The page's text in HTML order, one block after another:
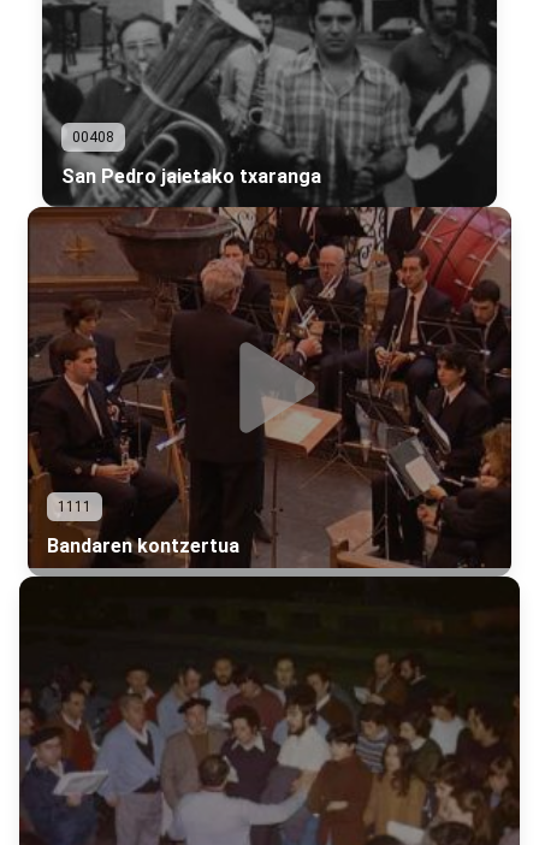
00408
San Pedro jaietako txaranga
1111
Bandaren kontzertua